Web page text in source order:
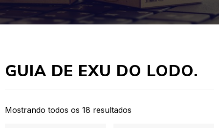
GUIA DE EXU DO LODO.
Mostrando todos os 18 resultados